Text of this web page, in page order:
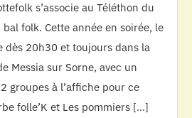
s’associe au Téléthon du
folk. Cette année en soirée, le
dès 20h30 et toujours dans la
Messia sur Sorne, avec un
groupes à l’affiche pour ce
folle’K et Les pommiers […]